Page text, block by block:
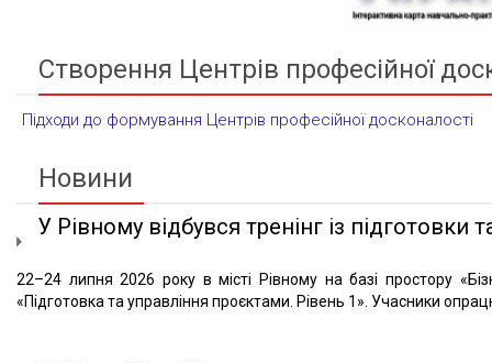
Створення Центрів професійної
Підходи до формування Центрів професійної досконалості
Новини
У Рівному відбувся тренінг із підготовки
22–24 липня 2026 року в місті Рівному на базі простору
«Підготовка та управління проєктами. Рівень 1». Учасники